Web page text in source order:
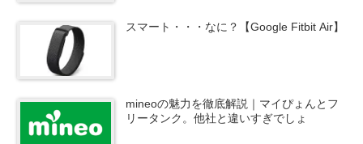
スマート・・・なに？【Google Fitbit Air】
mineoの魅力を徹底解説｜マイぴょんとフ
リータンク。他社と違いすぎでしょ